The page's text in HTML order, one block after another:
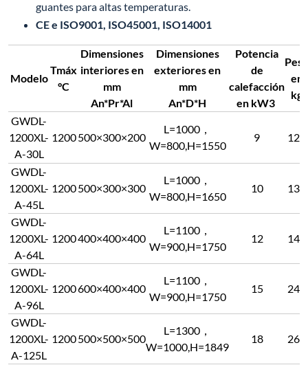
guantes para altas temperaturas.
CE e ISO9001, ISO45001, ISO14001
Modelo
Tmáx
°C
Dimensiones
interiores en
mm
An*Pr*Al
Dimensiones
exteriores en
mm
An*D*H
Potencia
de
calefacción
en kW3
Peso
en
kg
GWDL-
1200XL-
A-30L
1200500×300×200
L=1000，
W=800,H=1550
9 125
GWDL-
1200XL-
A-45L
1200500×300×300
L=1000，
W=800,H=1650
10 130
GWDL-
1200XL-
A-64L
1200400×400×400
L=1100，
W=900,H=1750
12 140
GWDL-
1200XL-
A-96L
1200600×400×400
L=1100，
W=900,H=1750
15 240
GWDL-
1200XL-
A-125L
1200500×500×500
L=1300，
W=1000,H=1849
18 260